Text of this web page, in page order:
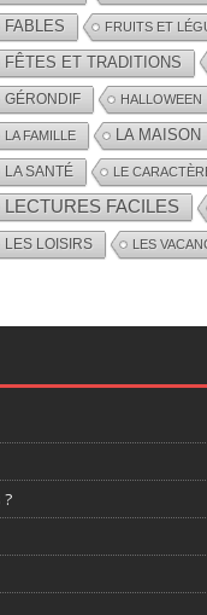
FABLES FRUITS ET
FÊTES ET TRADITIONS
GÉRONDIF HALLOWEEN
LA FAMILLE LA MAISON
LA SANTÉ LE
LECTURES FACILES
LES LOISIRS LES